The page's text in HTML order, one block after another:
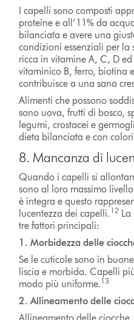
I capelli sono composti
proteine e all’11% da
bilanciata e avere una
condizioni essenziali per la
ricca in vitamine A, C, D
vitaminico B, ferro, biotina
contribuisce a una sana
Alimenti che possono
sono uova, frutti di bosco,
legumi, crostacei e
dieta bilanciata e con
8. Mancanza di
Quando i capelli si
sono al loro massimo
è integra e questo
lucentezza dei capelli. 12 La
tre fattori principali:
1. Morbidezza delle
Se le cuticole sono in
liscia e morbida. Capelli
modo più uniforme. 13
2. Allineamento delle